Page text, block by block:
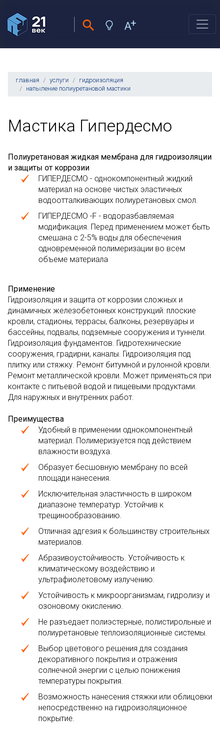
главная услуги
гидроизоляция
напыление полиуретановой мастики
Мастика Гипердесмо
Полиуретановая жидкая мембрана для гидроизоляции
и защиты от коррозии
ГИПЕРДЕСМО - однокомпонентный жидкий
материал на основе чистых эластичных
водоотталкивающих полиуретановых смол.
ГИПЕРДЕСМО -F - водоразбавляемая
модификация. Перед применением может быть
смешана с 2-5% воды для обеспечения
одновременной полимеризации во всем
объеме материала
Применение
Гидроизоляция и защита от коррозии сложных и
динамичных железобетонных конструкций: плоские
кровли, стадионы, террасы, балконы, резервуары и
бассейны, подвалы, подземные сооружения и туннели.
Гидроизоляция фундаментов. Гидротехнические
сооружения, градирни, каналы. Гидроизоляция под
плитку или стяжку. Ремонт битумной и рулонной кровли.
Ремонт металлической кровли. Может применяться при
контакте с питьевой водой и пищевыми продуктами.
Для наружных и внутренних работ.
Преимущества
Удобный в применении однокомпонентный
материал. Полимеризуется под действием
влажности воздуха.
Образует бесшовную мембрану по всей
площади нанесения.
Исключительная эластичность в широком
диапазоне температур. Устойчив к
трещинообразованию.
Отличная адгезия к большинству строительных
материалов.
Абразивоустойчивость. Устойчивость к
климатическому воздействию и
ультрафиолетовому излучению.
Устойчивость к микроорганизмам, гидролизу и
озоновому окислению.
Не разъедает полиэстерные, полистирольные и
полиуретановые теплоизоляционные системы.
Выбор цветового решения для создания
декоративного покрытия и отражения
солнечной энергии с целью понижения
температуры покрытия.
Возможность нанесения стяжки или облицовки
непосредственно на гидроизоляционное
покрытие.